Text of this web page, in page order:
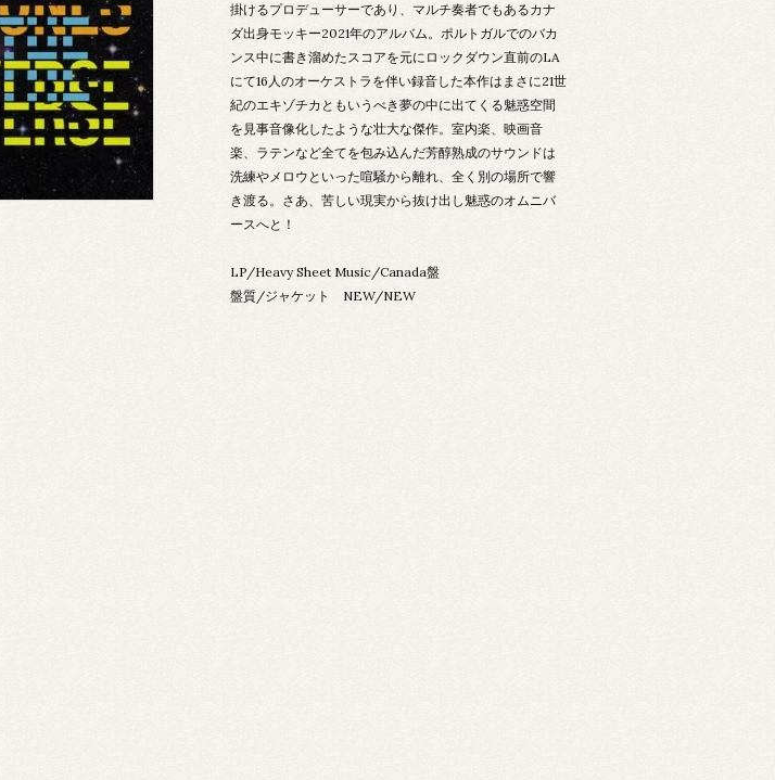
掛けるプロデューサーであり、マルチ奏者でもあるカナ
ダ出身モッキー2021年のアルバム。ポルトガルでのバカ
ンス中に書き溜めたスコアを元にロックダウン直前のLA
にて16人のオーケストラを伴い録音した本作はまさに21世
紀のエキゾチカともいうべき夢の中に出てくる魅惑空間
を見事音像化したような壮大な傑作。室内楽、映画音
楽、ラテンなど全てを包み込んだ芳醇熟成のサウンドは
洗練やメロウといった喧騒から離れ、全く別の場所で響
き渡る。さあ、苦しい現実から抜け出し魅惑のオムニバ
ースへと！
LP/Heavy Sheet Music/Canada盤
盤質/ジャケット NEW/NEW